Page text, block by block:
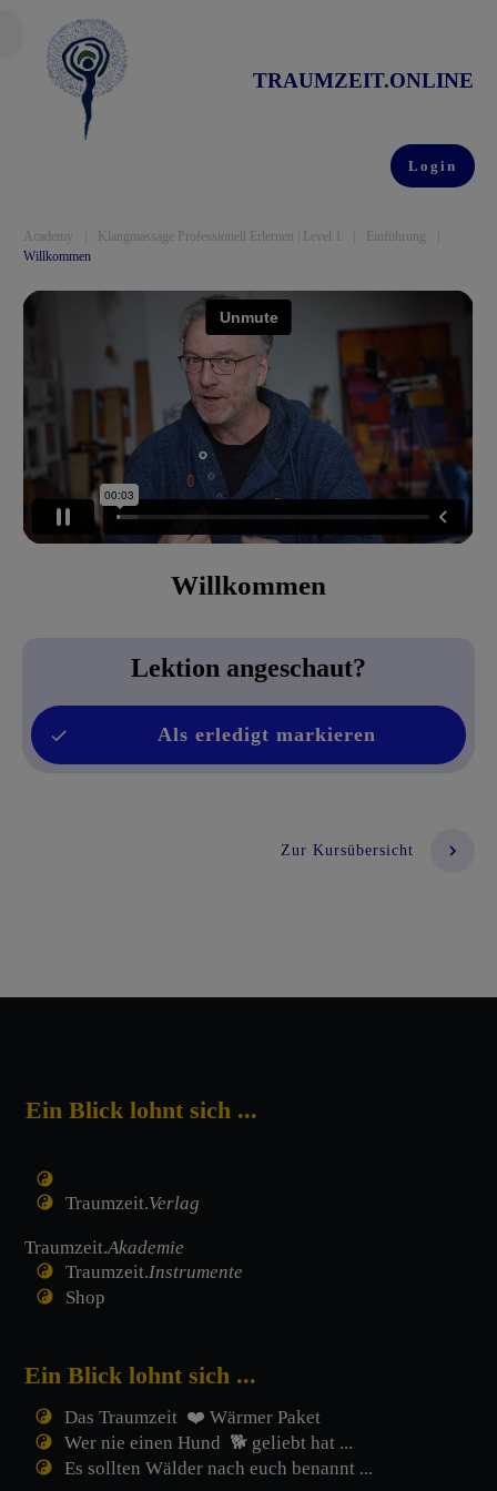
TRAUMZEIT.ONLINE
Login
Academy Klangmassage Professionell Erlernen | Level 1 Einführung
Willkommen
Willkommen
Lektion angeschaut?
Als erledigt markieren
Zur Kursübersicht
Ein Blick lohnt sich ...
Traumzeit.Verlag
Traumzeit.Akademie
Traumzeit.Instrumente
Shop
Ein Blick lohnt sich ...
Das Traumzeit ❤️ Wärmer Paket
Wer nie einen Hund 🐕 geliebt hat ...
Es sollten Wälder nach euch benannt ...